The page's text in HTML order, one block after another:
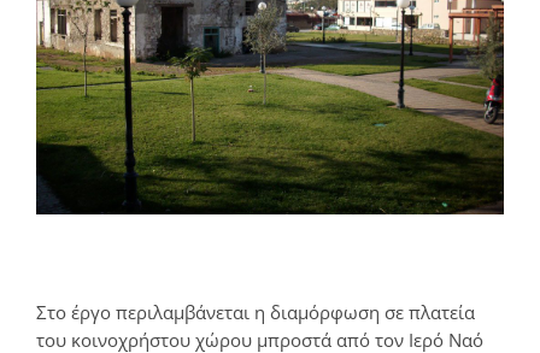
Στο έργο περιλαμβάνεται η διαμόρφωση σε πλατεία
του κοινοχρήστου χώρου μπροστά από τον Ιερό Ναό